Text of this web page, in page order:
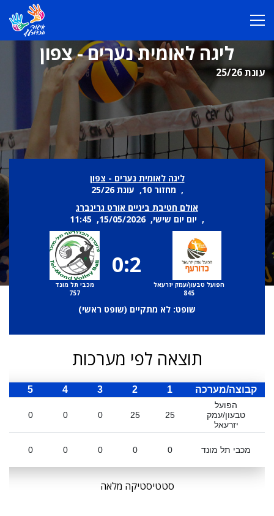
ליגה לאומית נערים - צפון
עונת 25/26
ליגה לאומית נערים - צפון
, מחזור 10, עונת 25/26
אולם חטיבת ביניים אורט גרינברג
, יום יום שישי, 15/05/2026, 11:45
הפועל טבעון/עמק יזרעאל
845
0:2
מכבי תל מונד
757
שופט: לא מתקיים (שופט ראשי)
תוצאה לפי מערכות
קבוצה/מערכה 1
2
3
4
5
הפועל
טבעון/עמק
יזרעאל
25
25
0
0
0
מכבי תל מונד 0
0
0
0
0
סטטיסטיקה מלאה